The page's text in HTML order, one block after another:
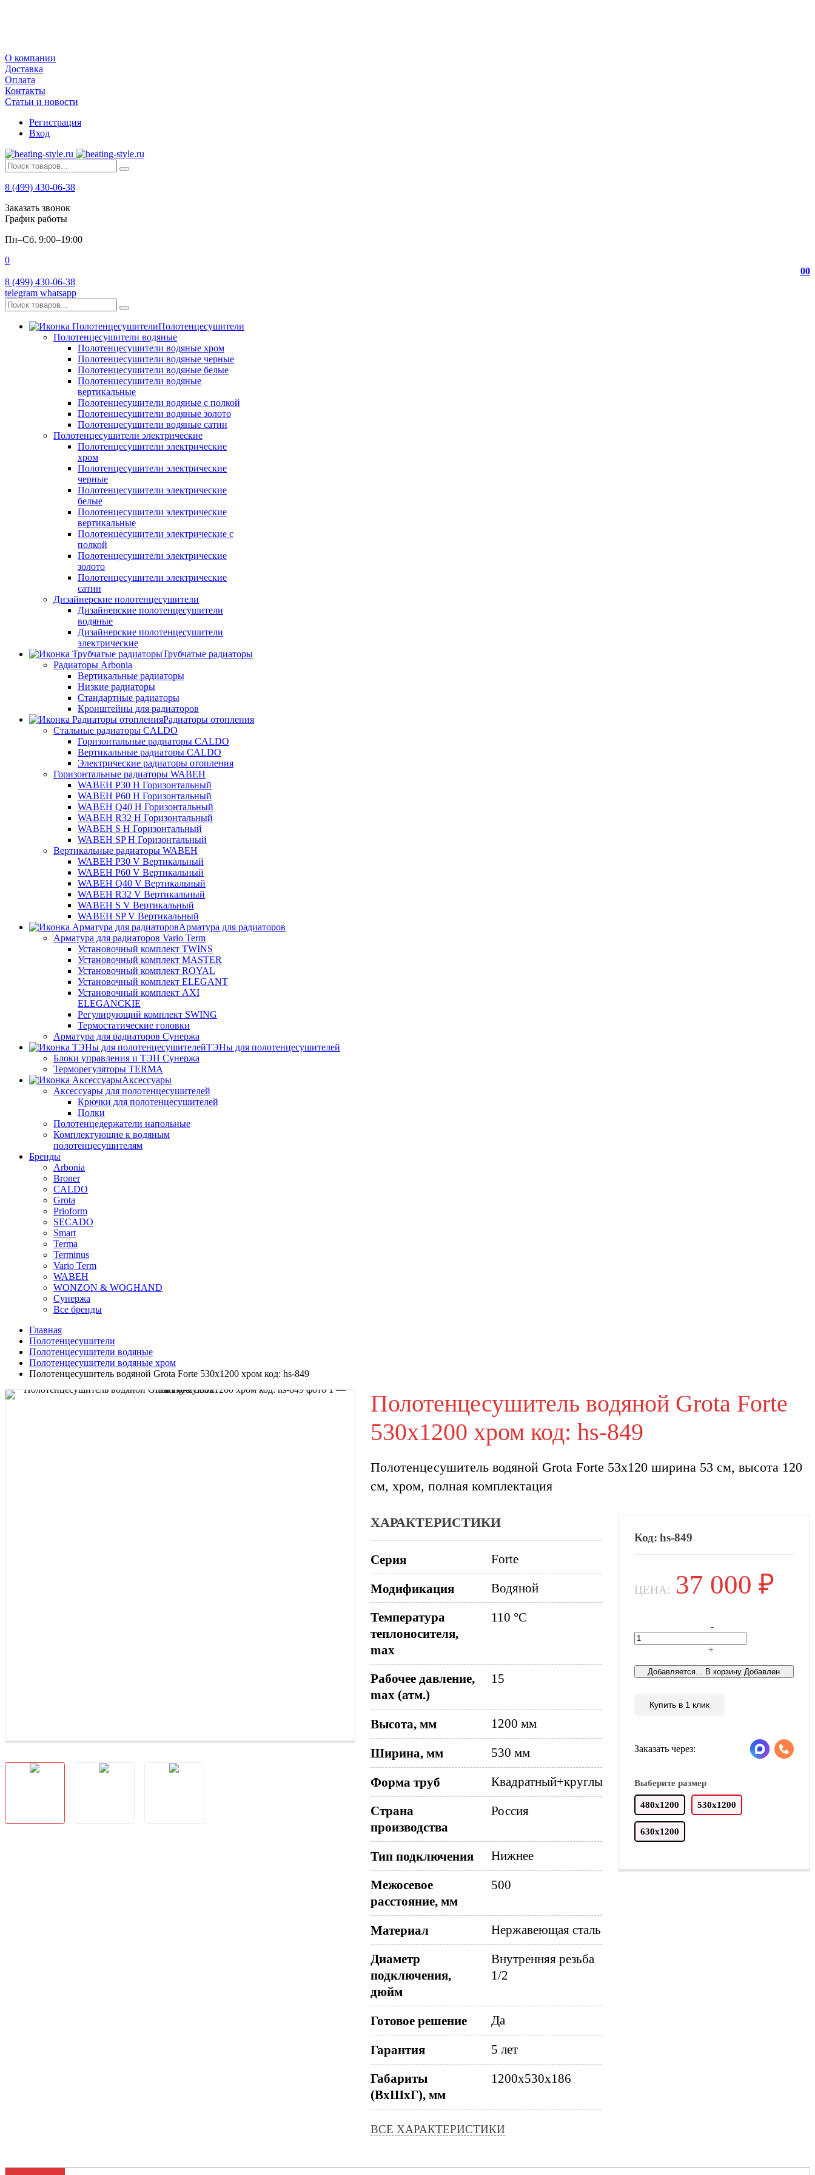
О компании
Доставка
Оплата
Контакты
Статьи и новости
Регистрация
Вход
8 (499) 430-06-38
Заказать звонок
График работы
Пн–Сб. 9:00–19:00
0
00
8 (499) 430-06-38
telegram whatsapp
Полотенцесушители
Полотенцесушители водяные
Полотенцесушители водяные хром
Полотенцесушители водяные черные
Полотенцесушители водяные белые
Полотенцесушители водяные
вертикальные
Полотенцесушители водяные с полкой
Полотенцесушители водяные золото
Полотенцесушители водяные сатин
Полотенцесушители электрические
Полотенцесушители электрические
хром
Полотенцесушители электрические
черные
Полотенцесушители электрические
белые
Полотенцесушители электрические
вертикальные
Полотенцесушители электрические с
полкой
Полотенцесушители электрические
золото
Полотенцесушители электрические
сатин
Дизайнерские полотенцесушители
Дизайнерские полотенцесушители
водяные
Дизайнерские полотенцесушители
электрические
Трубчатые радиаторы
Радиаторы Arbonia
Вертикальные радиаторы
Низкие радиаторы
Стандартные радиаторы
Кронштейны для радиаторов
Радиаторы отопления
Стальные радиаторы CALDO
Горизонтальные радиаторы CALDO
Вертикальные радиаторы CALDO
Электрические радиаторы отопления
Горизонтальные радиаторы WABEH
WABEH P30 H Горизонтальный
WABEH P60 H Горизонтальный
WABEH Q40 H Горизонтальный
WABEH R32 H Горизонтальный
WABEH S H Горизонтальный
WABEH SP H Горизонтальный
Вертикальные радиаторы WABEH
WABEH P30 V Вертикальный
WABEH P60 V Вертикальный
WABEH Q40 V Вертикальный
WABEH R32 V Вертикальный
WABEH S V Вертикальный
WABEH SP V Вертикальный
Арматура для радиаторов
Арматура для радиаторов Vario Term
Установочный комплект TWINS
Установочный комплект MASTER
Установочный комплект ROYAL
Установочный комплект ELEGANT
Установочный комплект AXI
ELEGANCKIE
Регулирующий комплект SWING
Термостатические головки
Арматура для радиаторов Сунержа
ТЭНы для полотенцесушителей
Блоки управления и ТЭН Сунержа
Терморегуляторы TERMA
Аксессуары
Аксессуары для полотенцесушителей
Крючки для полотенцесушителей
Полки
Полотенцедержатели напольные
Комплектующие к водяным
полотенцесушителям
Бренды
Arbonia
Broner
CALDO
Grota
Prioform
SECADO
Smart
Terma
Terminus
Vario Term
WABEH
WONZON & WOGHAND
Сунержа
Все бренды
Главная
Полотенцесушители
Полотенцесушители водяные
Полотенцесушители водяные хром
Полотенцесушитель водяной Grota Forte 530х1200 хром код: hs-849
Полотенцесушитель водяной Grota Forte
530х1200 хром код: hs-849
Полотенцесушитель водяной Grota Forte 53х120 ширина 53 см, высота 120
см, хром, полная комплектация
hs-849
ЦЕНА: 37 000₽
-
+
Добавляется... В корзину Добавлен
Купить в 1 клик
Заказать через:
Выберите размер
480х1200 530х1200
630х1200
ХАРАКТЕРИСТИКИ
Серия Forte
Модификация Водяной
Температура
теплоносителя,
max
110 °C
Рабочее давление,
max (атм.)
15
Высота, мм 1200 мм
Ширина, мм 530 мм
Форма труб Квадратный+круглый
Страна
производства
Россия
Тип подключения Нижнее
Межосевое
расстояние, мм
500
Материал Нержавеющая сталь
Диаметр
подключения,
дюйм
Внутренняя резьба
1/2
Готовое решение Да
Гарантия 5 лет
Габариты
(ВхШхГ), мм
1200x530x186
ВСЕ ХАРАКТЕРИСТИКИ